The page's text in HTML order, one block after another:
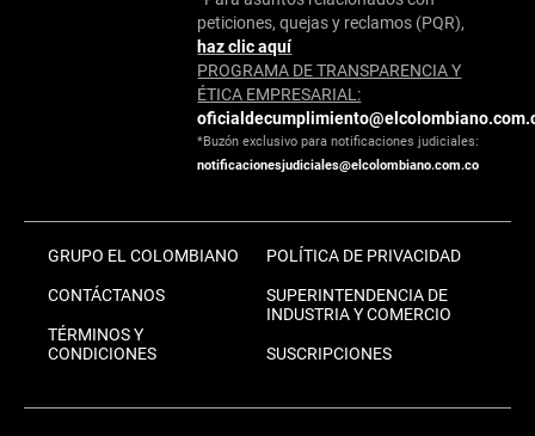
peticiones, quejas y reclamos (PQR),
haz clic aquí
PROGRAMA DE TRANSPARENCIA Y
ÉTICA EMPRESARIAL:
*Buzón exclusivo para notificaciones judiciales:
notificacionesjudiciales@elcolombiano.com.co
GRUPO EL COLOMBIANO
CONTÁCTANOS
TÉRMINOS Y
CONDICIONES
POLÍTICA DE PRIVACIDAD
SUPERINTENDENCIA DE
INDUSTRIA Y COMERCIO
SUSCRIPCIONES